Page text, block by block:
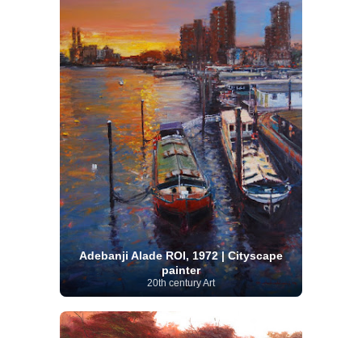
Adebanji Alade ROI, 1972 | Cityscape
painter
20th century Art